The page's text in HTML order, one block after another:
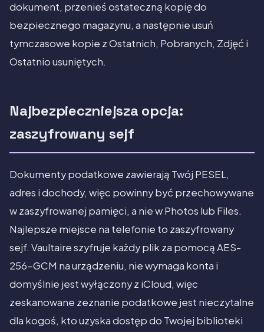
dokument, przenieś ostateczną kopię do
bezpiecznego magazynu, a następnie usuń
tymczasowe kopie z Ostatnich, Pobranych, Zdjęć i
Ostatnio usuniętych.
Najbezpieczniejsza opcja:
zaszyfrowany sejf
Dokumenty podatkowe zawierają Twój PESEL,
adres i dochody, więc powinny być przechowywane
w zaszyfrowanej pamięci, a nie w Photos lub Files.
Najlepsze miejsce na telefonie to zaszyfrowany
sejf. Vaultaire szyfruje każdy plik za pomocą AES-
256-GCM na urządzeniu, nie wymaga konta i
domyślnie jest wyłączony z iCloud, więc
zeskanowane zeznanie podatkowe jest nieczytalne
dla kogoś, kto uzyska dostęp do Twojej biblioteki